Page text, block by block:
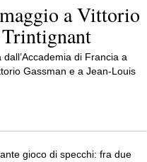
a Vittorio
Trintignant
di Francia a
Gassman e a Jean-Louis
gioco di specchi: fra due